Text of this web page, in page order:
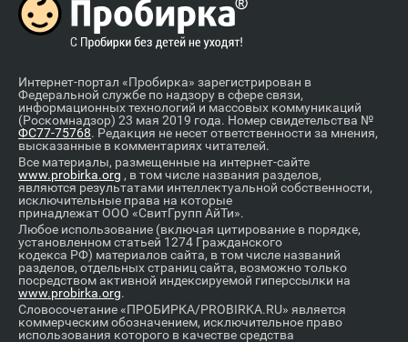
Интернет-портал «Пробирка» зарегистрирован в
Федеральной службе по надзору в сфере связи,
информационных технологий и массовых коммуникаций
(Роскомнадзор) 23 мая 2019 года. Номер свидетельства №
ФС77-75768. Редакция не несет ответственности за мнения,
высказанные в комментариях читателей.
Все материалы, размещенные на интернет-сайте
www.probirka.org , в том числе названия разделов,
являются результатами интеллектуальной собственности,
исключительные права на которые
принадлежат ООО «СвитГрупп АйТи».
Любое использование (включая цитирование в порядке,
установленном статьей 1274 Гражданского
кодекса РФ) материалов сайта, в том числе названий
разделов, отдельных страниц сайта, возможно только
посредством активной индексируемой гиперссылки на
www.probirka.org.
Словосочетание «ПРОБИРКА/PROBIRKA.RU» является
коммерческим обозначением, исключительное право
использования которого в качестве средства